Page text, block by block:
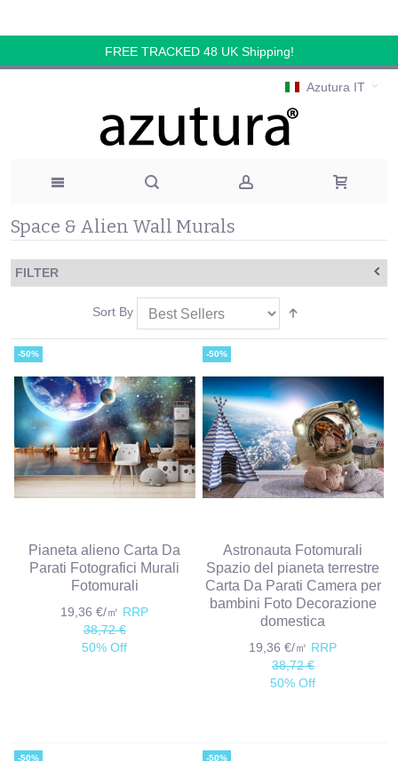
FREE TRACKED 48 UK Shipping!
Azutura IT
Space & Alien Wall Murals
FILTER
Sort By
-50%
Pianeta alieno Carta Da
Parati Fotografici Murali
Fotomurali
19,36 €/㎡ RRP
38,72 €
50% Off
-50%
Astronauta Fotomurali
Spazio del pianeta terrestre
Carta Da Parati Camera per
bambini Foto Decorazione
domestica
19,36 €/㎡ RRP
38,72 €
50% Off
-50% -50%